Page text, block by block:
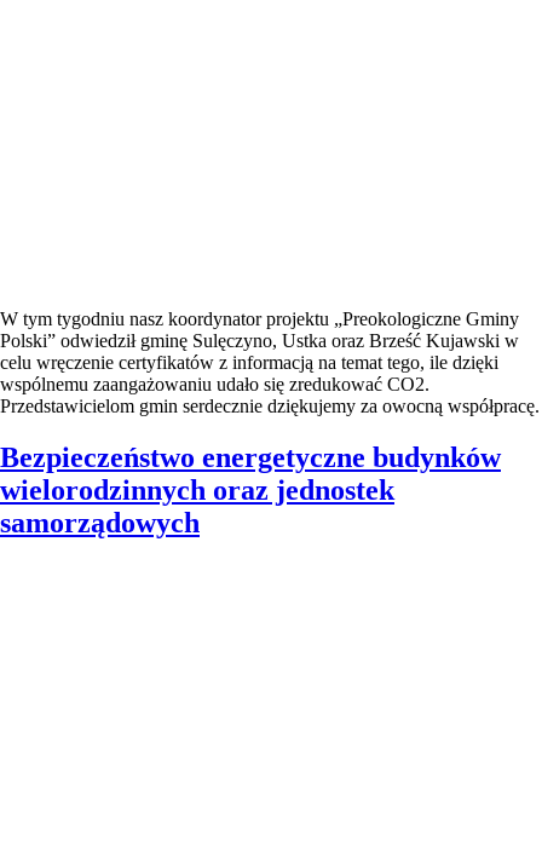
W tym tygodniu nasz koordynator projektu „Preokologiczne Gminy
Polski” odwiedził gminę Sulęczyno, Ustka oraz Brześć Kujawski w
celu wręczenie certyfikatów z informacją na temat tego, ile dzięki
wspólnemu zaangażowaniu udało się zredukować CO2.
Przedstawicielom gmin serdecznie dziękujemy za owocną współpracę.
Bezpieczeństwo energetyczne budynków
wielorodzinnych oraz jednostek
samorządowych